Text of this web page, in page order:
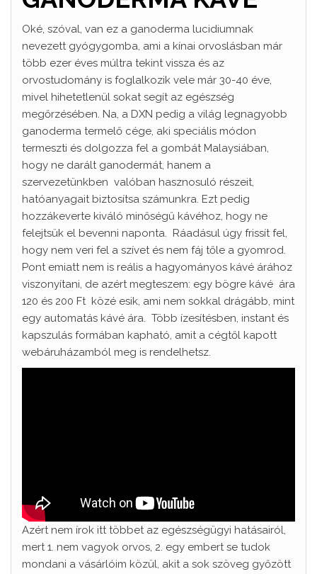
Oké, szóval, van ez a ganoderma lucidiumnak
nevezett gyógygomba, ami a kínai orvoslásban már
több ezer éves múltra tekint vissza és az
orvostudomány is foglalkozik vele már 30-40 éve,
mivel hihetetlenül sokat segít az egészség
megőrzésében. Na, a DXN pedig a világ legnagyobb
ganoderma termelő cége, aki speciális módon
termeszti és dolgozza fel a gombát Malaysiában,
hogy ne darált ganodermát, hanem a
szervezetünkben valóban hasznosuló részeit,
hatóanyagait biztosítsa számunkra. Ezt pedig
hozzákeverte kiváló minőségű kávéhoz, hogy ne
felejtsük el bevenni naponta. Ráadásul úgy frissít fel,
hogy nem veri fel a szívet és nem fáj tőle a gyomrod.
Pont emiatt nem is reális a hagyományos kávé árához
viszonyítani, de azért megteszem: egy bögre kávé ára
120 és 200 Ft közé esik, ami nem sokkal drágább, mint
egy automatás kávé ára. Több ízesítésben, instant és
kapszulás formában kapható, amit a cégtől kapott
webáruházamból meg is rendelhetsz.
Azért nem írok itt többet az egészségügyi hatásairól,
mert 1. nem vagyok orvos, 2. egy embert se tudok
mondani a vásárlóim közül, akit a sok szöveg győzött